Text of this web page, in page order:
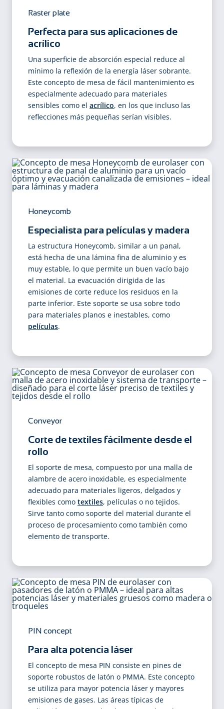
Raster plate
Perfecta para sus aplicaciones de
acrílico
Una superficie de absorción especial reduce al
mínimo la reflexión de la energía láser sobrante.
Este concepto de mesa de fácil mantenimiento es
especialmente adecuado para materiales
sensibles como el acrílico, en los que incluso las
reflecciones más pequeñas serían visibles.
Honeycomb
Especialista para películas y madera
La estructura Honeycomb, similar a un panal,
está hecha de una lámina fina de aluminio y es
muy estable, lo que permite un buen vacío bajo
el material. La evacuación dirigida de las
emisiones de corte reduce los residuos en la
parte inferior. Este soporte se usa sobre todo
para materiales planos e inestables, como
películas.
Conveyor
Corte de textiles fácilmente desde el
rollo
El soporte de mesa, compuesto por una malla de
alambre de acero inoxidable, es especialmente
adecuado para materiales ligeros, delgados y
flexibles como textiles, películas o no tejidos.
Sirve tanto como soporte del material durante el
proceso de procesamiento como también como
elemento de transporte.
PIN concept
Para alta potencia láser
El concepto de mesa PIN consiste en pines de
soporte robustos de latón o PMMA. Este concepto
se utiliza para mayor potencia láser y mayores
emisiones de gases. Las áreas típicas de